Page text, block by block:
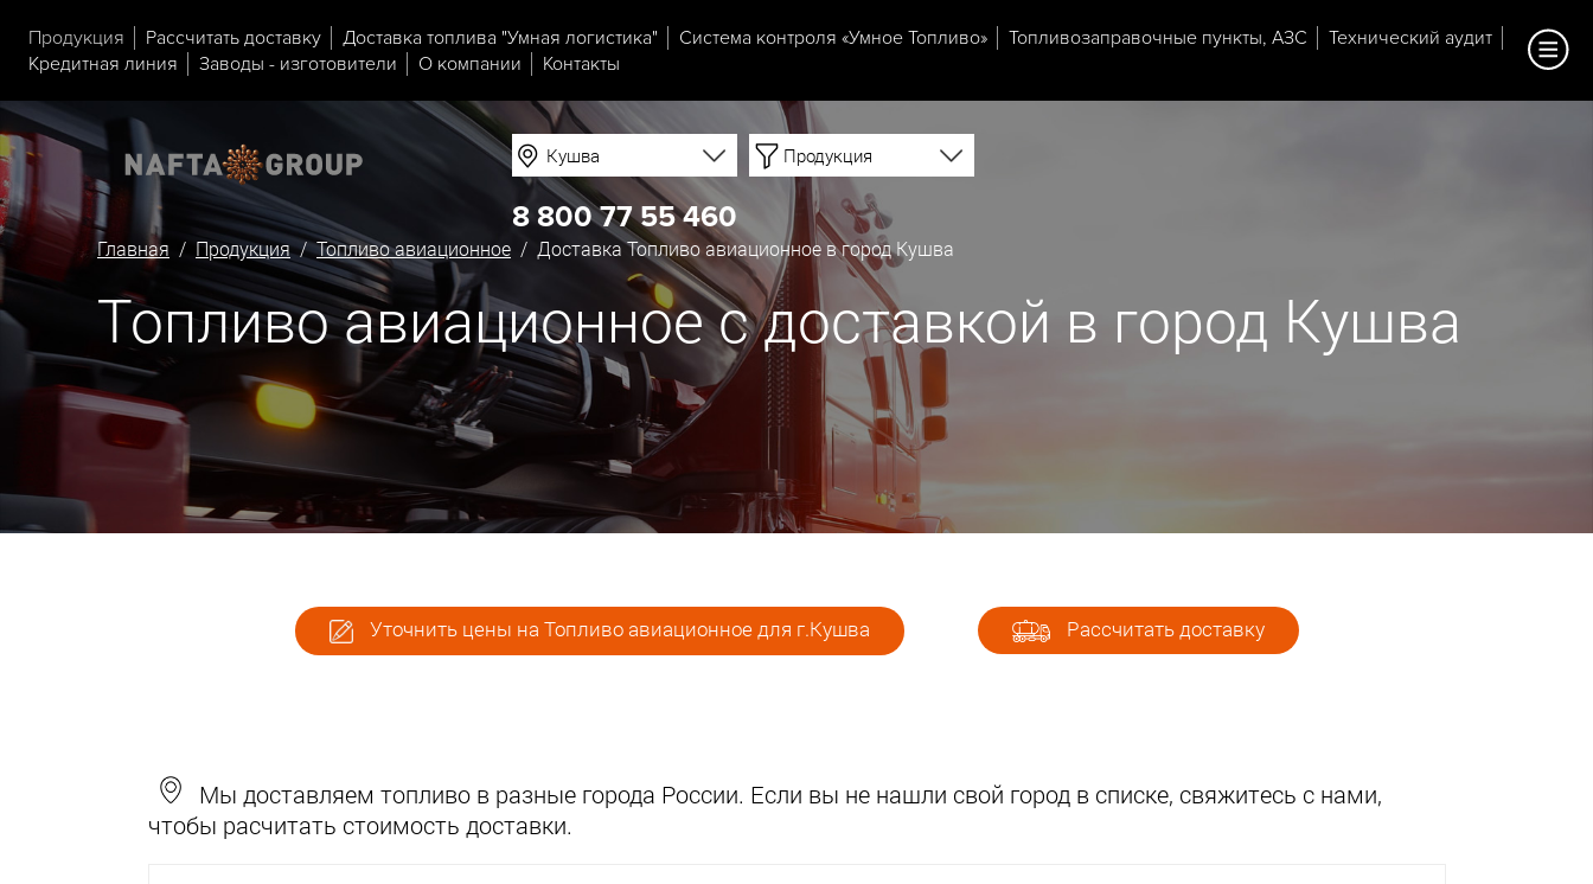
Продукция Рассчитать доставку Доставка топлива "Умная логистика" Система контроля «Умное Топливо» Топливозаправочные пункты, АЗС
Технический аудит
Кредитная линия
Заводы - изготовители О компании Контакты
Кушва Продукция
8 800 77 55 460
Главная / Продукция/Топливо авиационное / Доставка Топливо авиационное в город Кушва
Топливо авиационное с доставкой в город Кушва
Уточнить цены на Топливо авиационное для г.Кушва Рассчитать доставку
Мы доставляем топливо в разные города России. Если вы не нашли свой город в списке, свяжитесь с нами,
чтобы расчитать стоимость доставки.